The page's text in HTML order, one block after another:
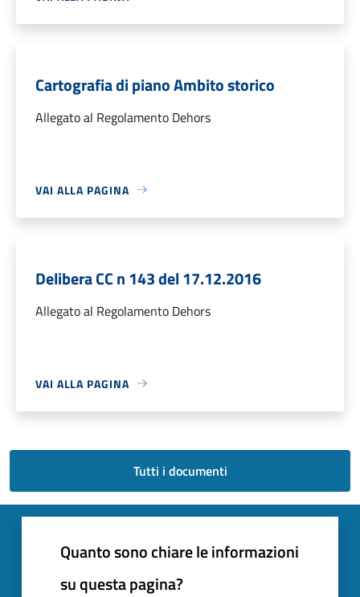
Cartografia di piano Ambito storico
Allegato al Regolamento Dehors
VAI ALLA PAGINA
Delibera CC n 143 del 17.12.2016
Allegato al Regolamento Dehors
VAI ALLA PAGINA
Tutti i documenti
Quanto sono chiare le informazioni
su questa pagina?